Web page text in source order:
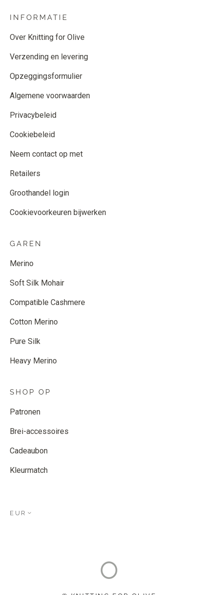
INFORMATIE
Over Knitting for Olive
Verzending en levering
Opzeggingsformulier
Algemene voorwaarden
Privacybeleid
Cookiebeleid
Neem contact op met
Retailers
Groothandel login
Cookievoorkeuren bijwerken
GAREN
Merino
Soft Silk Mohair
Compatible Cashmere
Cotton Merino
Pure Silk
Heavy Merino
SHOP OP
Patronen
Brei-accessoires
Cadeaubon
Kleurmatch
EUR